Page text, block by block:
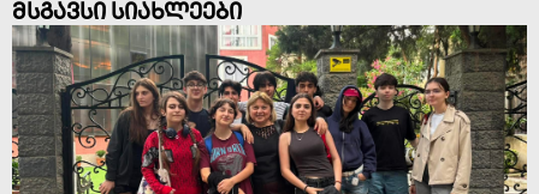
მსგავსი სიახლეები